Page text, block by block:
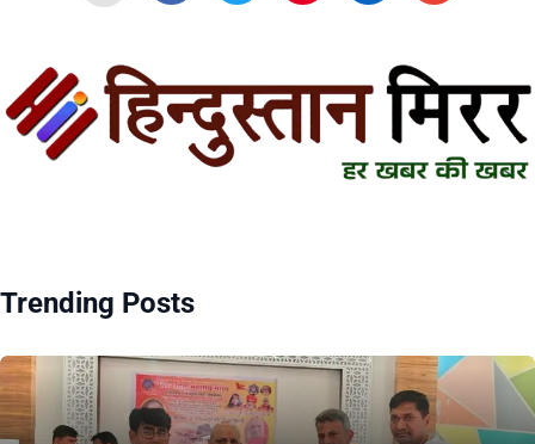
Trending Posts